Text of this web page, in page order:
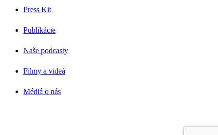
Press Kit
Publikácie
Naše podcasty
Filmy a videá
Médiá o nás